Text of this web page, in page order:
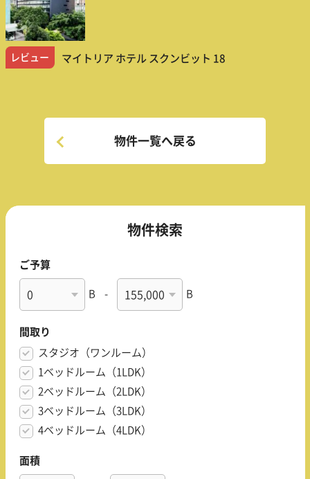
レビュー マイトリア ホテル スクンビット 18
物件一覧へ戻る
物件検索
ご予算
B - B
間取り
スタジオ（ワンルーム）
1ベッドルーム（1LDK）
2ベッドルーム（2LDK）
3ベッドルーム（3LDK）
4ベッドルーム（4LDK）
面積